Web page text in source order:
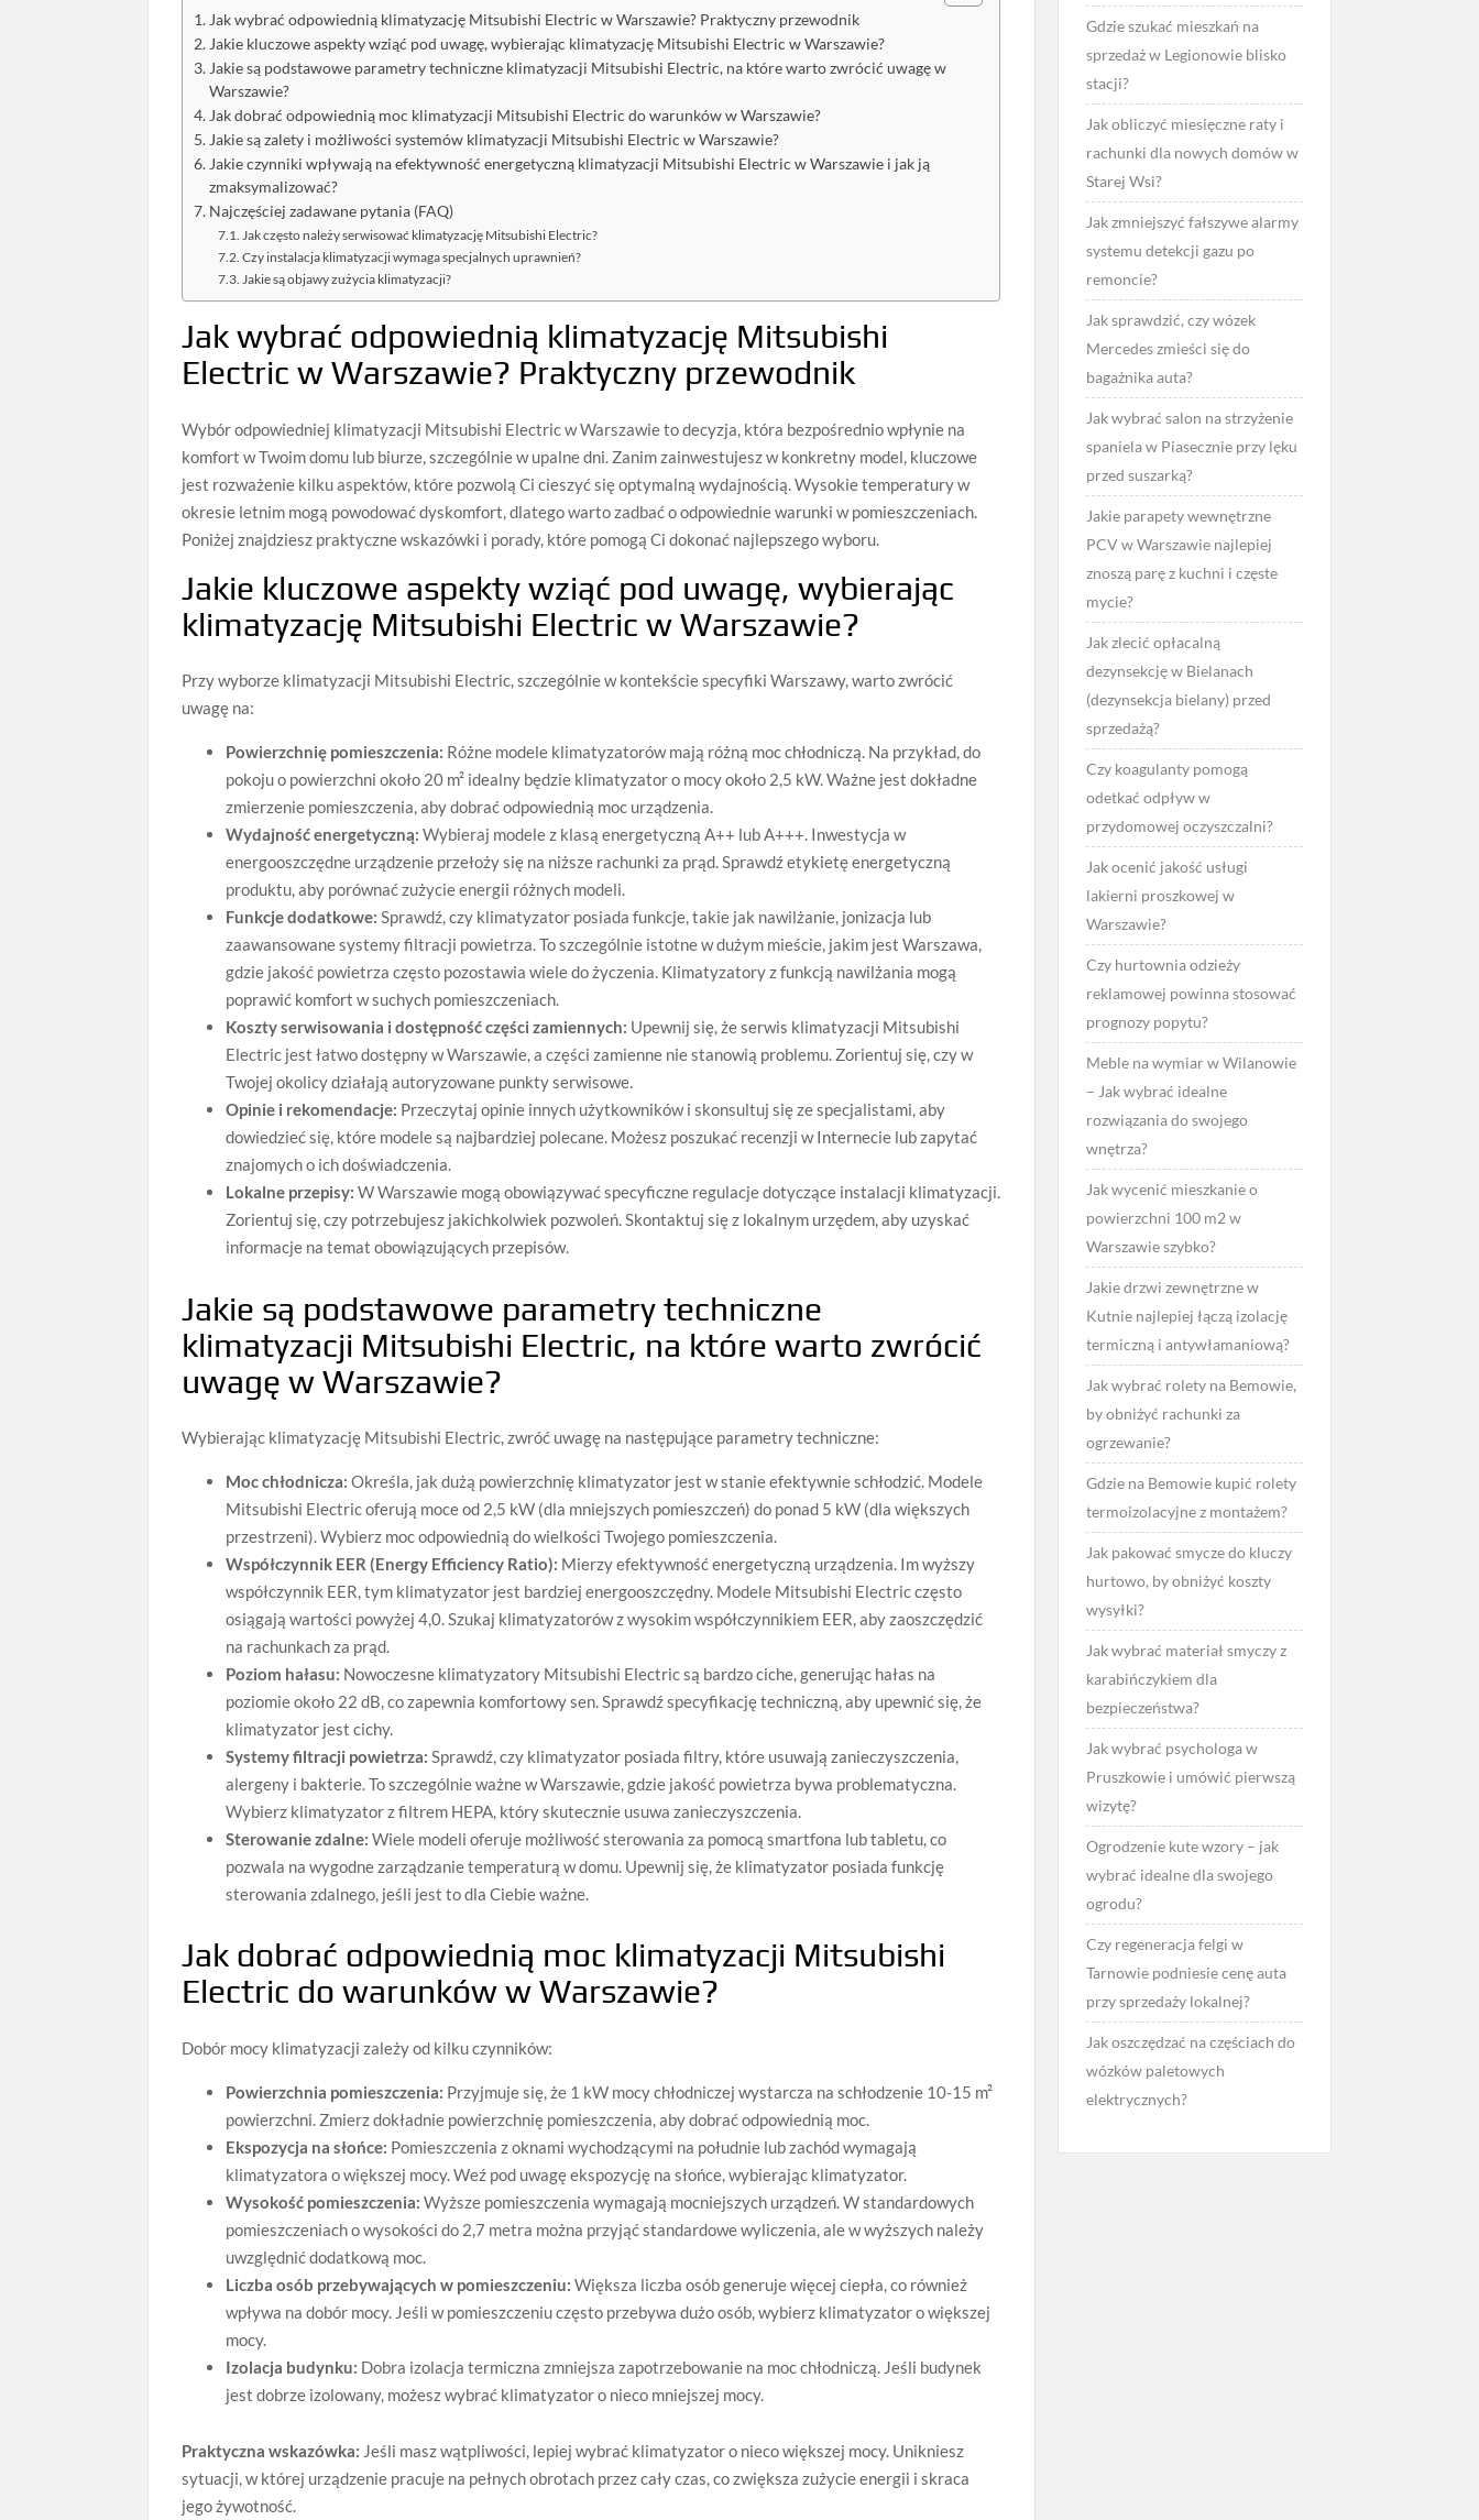
Jak wybrać odpowiednią klimatyzację Mitsubishi Electric w Warszawie? Praktyczny przewodnik
Jakie kluczowe aspekty wziąć pod uwagę, wybierając klimatyzację Mitsubishi Electric w Warszawie?
Jakie są podstawowe parametry techniczne klimatyzacji Mitsubishi Electric, na które warto zwrócić uwagę w
Warszawie?
Jak dobrać odpowiednią moc klimatyzacji Mitsubishi Electric do warunków w Warszawie?
Jakie są zalety i możliwości systemów klimatyzacji Mitsubishi Electric w Warszawie?
Jakie czynniki wpływają na efektywność energetyczną klimatyzacji Mitsubishi Electric w Warszawie i jak ją
zmaksymalizować?
Najczęściej zadawane pytania (FAQ)
Jak często należy serwisować klimatyzację Mitsubishi Electric?
Czy instalacja klimatyzacji wymaga specjalnych uprawnień?
Jakie są objawy zużycia klimatyzacji?
Jak wybrać odpowiednią klimatyzację Mitsubishi
Electric w Warszawie? Praktyczny przewodnik
Wybór odpowiedniej klimatyzacji Mitsubishi Electric w Warszawie to decyzja, która bezpośrednio wpłynie na
komfort w Twoim domu lub biurze, szczególnie w upalne dni. Zanim zainwestujesz w konkretny model, kluczowe
jest rozważenie kilku aspektów, które pozwolą Ci cieszyć się optymalną wydajnością. Wysokie temperatury w
okresie letnim mogą powodować dyskomfort, dlatego warto zadbać o odpowiednie warunki w pomieszczeniach.
Poniżej znajdziesz praktyczne wskazówki i porady, które pomogą Ci dokonać najlepszego wyboru.
Jakie kluczowe aspekty wziąć pod uwagę, wybierając
klimatyzację Mitsubishi Electric w Warszawie?
Przy wyborze klimatyzacji Mitsubishi Electric, szczególnie w kontekście specyfiki Warszawy, warto zwrócić
uwagę na:
Powierzchnię pomieszczenia: Różne modele klimatyzatorów mają różną moc chłodniczą. Na przykład, do
pokoju o powierzchni około 20 m² idealny będzie klimatyzator o mocy około 2,5 kW. Ważne jest dokładne
zmierzenie pomieszczenia, aby dobrać odpowiednią moc urządzenia.
Wydajność energetyczną: Wybieraj modele z klasą energetyczną A++ lub A+++. Inwestycja w
energooszczędne urządzenie przełoży się na niższe rachunki za prąd. Sprawdź etykietę energetyczną
produktu, aby porównać zużycie energii różnych modeli.
Funkcje dodatkowe: Sprawdź, czy klimatyzator posiada funkcje, takie jak nawilżanie, jonizacja lub
zaawansowane systemy filtracji powietrza. To szczególnie istotne w dużym mieście, jakim jest Warszawa,
gdzie jakość powietrza często pozostawia wiele do życzenia. Klimatyzatory z funkcją nawilżania mogą
poprawić komfort w suchych pomieszczeniach.
Koszty serwisowania i dostępność części zamiennych: Upewnij się, że serwis klimatyzacji Mitsubishi
Electric jest łatwo dostępny w Warszawie, a części zamienne nie stanowią problemu. Zorientuj się, czy w
Twojej okolicy działają autoryzowane punkty serwisowe.
Opinie i rekomendacje: Przeczytaj opinie innych użytkowników i skonsultuj się ze specjalistami, aby
dowiedzieć się, które modele są najbardziej polecane. Możesz poszukać recenzji w Internecie lub zapytać
znajomych o ich doświadczenia.
Lokalne przepisy: W Warszawie mogą obowiązywać specyficzne regulacje dotyczące instalacji klimatyzacji.
Zorientuj się, czy potrzebujesz jakichkolwiek pozwoleń. Skontaktuj się z lokalnym urzędem, aby uzyskać
informacje na temat obowiązujących przepisów.
Jakie są podstawowe parametry techniczne
klimatyzacji Mitsubishi Electric, na które warto zwrócić
uwagę w Warszawie?
Wybierając klimatyzację Mitsubishi Electric, zwróć uwagę na następujące parametry techniczne:
Moc chłodnicza: Określa, jak dużą powierzchnię klimatyzator jest w stanie efektywnie schłodzić. Modele
Mitsubishi Electric oferują moce od 2,5 kW (dla mniejszych pomieszczeń) do ponad 5 kW (dla większych
przestrzeni). Wybierz moc odpowiednią do wielkości Twojego pomieszczenia.
Współczynnik EER (Energy Efficiency Ratio): Mierzy efektywność energetyczną urządzenia. Im wyższy
współczynnik EER, tym klimatyzator jest bardziej energooszczędny. Modele Mitsubishi Electric często
osiągają wartości powyżej 4,0. Szukaj klimatyzatorów z wysokim współczynnikiem EER, aby zaoszczędzić
na rachunkach za prąd.
Poziom hałasu: Nowoczesne klimatyzatory Mitsubishi Electric są bardzo ciche, generując hałas na
poziomie około 22 dB, co zapewnia komfortowy sen. Sprawdź specyfikację techniczną, aby upewnić się, że
klimatyzator jest cichy.
Systemy filtracji powietrza: Sprawdź, czy klimatyzator posiada filtry, które usuwają zanieczyszczenia,
alergeny i bakterie. To szczególnie ważne w Warszawie, gdzie jakość powietrza bywa problematyczna.
Wybierz klimatyzator z filtrem HEPA, który skutecznie usuwa zanieczyszczenia.
Sterowanie zdalne: Wiele modeli oferuje możliwość sterowania za pomocą smartfona lub tabletu, co
pozwala na wygodne zarządzanie temperaturą w domu. Upewnij się, że klimatyzator posiada funkcję
sterowania zdalnego, jeśli jest to dla Ciebie ważne.
Jak dobrać odpowiednią moc klimatyzacji Mitsubishi
Electric do warunków w Warszawie?
Dobór mocy klimatyzacji zależy od kilku czynników:
Powierzchnia pomieszczenia: Przyjmuje się, że 1 kW mocy chłodniczej wystarcza na schłodzenie 10-15 m²
powierzchni. Zmierz dokładnie powierzchnię pomieszczenia, aby dobrać odpowiednią moc.
Ekspozycja na słońce: Pomieszczenia z oknami wychodzącymi na południe lub zachód wymagają
klimatyzatora o większej mocy. Weź pod uwagę ekspozycję na słońce, wybierając klimatyzator.
Wysokość pomieszczenia: Wyższe pomieszczenia wymagają mocniejszych urządzeń. W standardowych
pomieszczeniach o wysokości do 2,7 metra można przyjąć standardowe wyliczenia, ale w wyższych należy
uwzględnić dodatkową moc.
Liczba osób przebywających w pomieszczeniu: Większa liczba osób generuje więcej ciepła, co również
wpływa na dobór mocy. Jeśli w pomieszczeniu często przebywa dużo osób, wybierz klimatyzator o większej
mocy.
Izolacja budynku: Dobra izolacja termiczna zmniejsza zapotrzebowanie na moc chłodniczą. Jeśli budynek
jest dobrze izolowany, możesz wybrać klimatyzator o nieco mniejszej mocy.
Praktyczna wskazówka: Jeśli masz wątpliwości, lepiej wybrać klimatyzator o nieco większej mocy. Unikniesz
sytuacji, w której urządzenie pracuje na pełnych obrotach przez cały czas, co zwiększa zużycie energii i skraca
jego żywotność.
Gdzie szukać mieszkań na
sprzedaż w Legionowie blisko
stacji?
Jak obliczyć miesięczne raty i
rachunki dla nowych domów w
Starej Wsi?
Jak zmniejszyć fałszywe alarmy
systemu detekcji gazu po
remoncie?
Jak sprawdzić, czy wózek
Mercedes zmieści się do
bagażnika auta?
Jak wybrać salon na strzyżenie
spaniela w Piasecznie przy lęku
przed suszarką?
Jakie parapety wewnętrzne
PCV w Warszawie najlepiej
znoszą parę z kuchni i częste
mycie?
Jak zlecić opłacalną
dezynsekcję w Bielanach
(dezynsekcja bielany) przed
sprzedażą?
Czy koagulanty pomogą
odetkać odpływ w
przydomowej oczyszczalni?
Jak ocenić jakość usługi
lakierni proszkowej w
Warszawie?
Czy hurtownia odzieży
reklamowej powinna stosować
prognozy popytu?
Meble na wymiar w Wilanowie
– Jak wybrać idealne
rozwiązania do swojego
wnętrza?
Jak wycenić mieszkanie o
powierzchni 100 m2 w
Warszawie szybko?
Jakie drzwi zewnętrzne w
Kutnie najlepiej łączą izolację
termiczną i antywłamaniową?
Jak wybrać rolety na Bemowie,
by obniżyć rachunki za
ogrzewanie?
Gdzie na Bemowie kupić rolety
termoizolacyjne z montażem?
Jak pakować smycze do kluczy
hurtowo, by obniżyć koszty
wysyłki?
Jak wybrać materiał smyczy z
karabińczykiem dla
bezpieczeństwa?
Jak wybrać psychologa w
Pruszkowie i umówić pierwszą
wizytę?
Ogrodzenie kute wzory – jak
wybrać idealne dla swojego
ogrodu?
Czy regeneracja felgi w
Tarnowie podniesie cenę auta
przy sprzedaży lokalnej?
Jak oszczędzać na częściach do
wózków paletowych
elektrycznych?